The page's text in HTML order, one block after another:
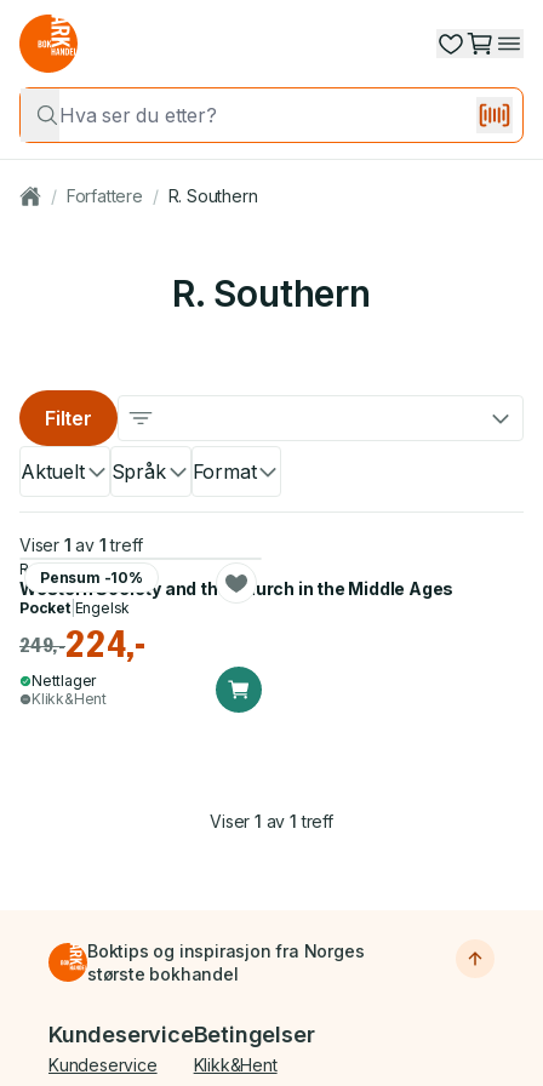
/ Forfattere / R. Southern
R. Southern
Aktuelt Språk Format
Filter
Viser 1 av 1 treff
Pensum -10%
R. Southern
Western Society and the Church in the Middle Ages
Pocket| Engelsk
249,-224,-
Nettlager
Klikk&Hent
Viser1 av 1 treff
Boktips og inspirasjon fra Norges
største bokhandel
Bunnmeny
Kundeservice
Kundeservice
Betingelser
Klikk&Hent